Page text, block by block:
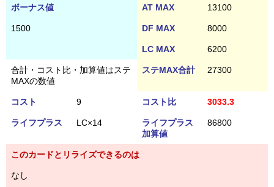
ボーナス値 AT MAX 13100
1500 DF MAX 8000
LC MAX 6200
合計・コスト比・加算値はステ
MAXの数値
ステMAX合計 27300
コスト 9 コスト比 3033.3
ライフプラス LC×14
ライフプラス
加算値
86800
このカードとリライズできるのは
なし